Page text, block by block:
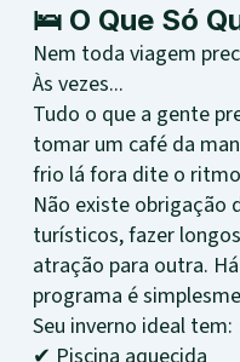
🛌 O Que Só
Nem toda viagem
Às vezes...
Tudo o que a gente
tomar um café da
frio lá fora dite o
Não existe obrigação
turísticos, fazer
atração para outra.
programa é
Seu inverno ideal tem: